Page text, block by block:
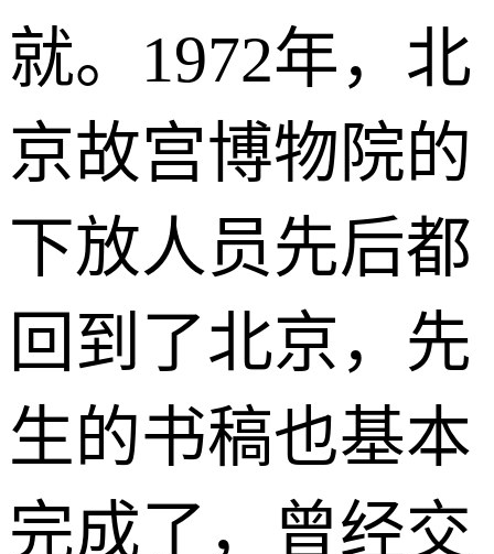
就。1972年，北
京故宫博物院的
下放人员先后都
回到了北京，先
生的书稿也基本
完成了，曾经交